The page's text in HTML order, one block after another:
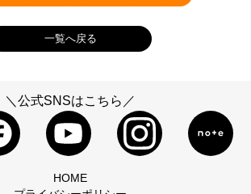
一覧へ戻る
＼公式SNSはこちら／
HOME